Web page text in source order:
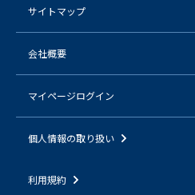
サイトマップ
会社概要
マイページログイン
個人情報の取り扱い
利用規約